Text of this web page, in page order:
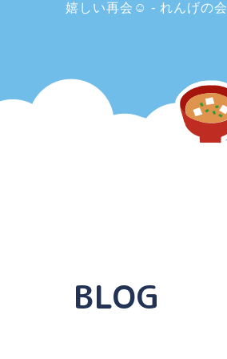
嬉しい再会☺ - れんげの会
BLOG